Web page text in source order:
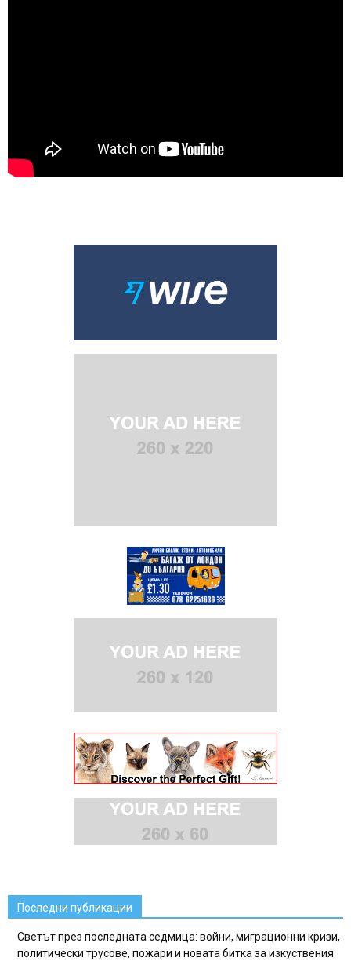
Последни публикации
Светът през последната седмица: войни, миграционни кризи,
политически трусове, пожари и новата битка за изкуствения